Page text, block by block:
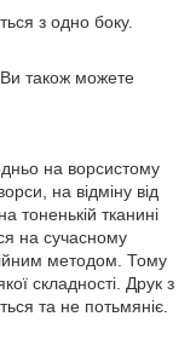
з одно боку.
також можете
на ворсистому
на відміну від
тоненькій тканині
на сучасному
методом. Тому
складності. Друк з
та не потьмяніє.